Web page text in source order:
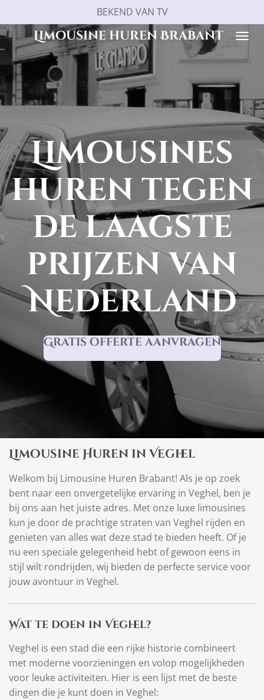
direct
naar
de
hoofdinhoud
Limousine huren Brabant
BEKEND VAN TV
Limousines
huren tegen
de laagste
prijzen van
Nederland
Gratis offerte aanvragen
Limousine Huren in Veghel
Welkom bij Limousine Huren Brabant! Als je op zoek
bent naar een onvergetelijke ervaring in Veghel, ben je
bij ons aan het juiste adres. Met onze luxe limousines
kun je door de prachtige straten van Veghel rijden en
genieten van alles wat deze stad te bieden heeft. Of je
nu een speciale gelegenheid hebt of gewoon eens in
stijl wilt rondrijden, wij bieden de perfecte service voor
jouw avontuur in Veghel.
Wat te doen in Veghel?
Veghel is een stad die een rijke historie combineert
met moderne voorzieningen en volop mogelijkheden
voor leuke activiteiten. Hier is een lijst met de beste
dingen die je kunt doen in Veghel: